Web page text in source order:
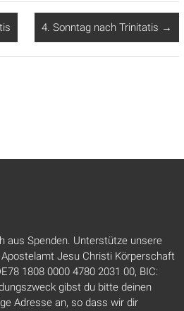
4. Sonntag nach Trinitatis →
aus Spenden. Unterstütze unsere
Jesu Christi Körperschaft
1808 0000 4780 2031 00, BIC:
gibst du bitte deinen
Adresse an, so dass wir dir